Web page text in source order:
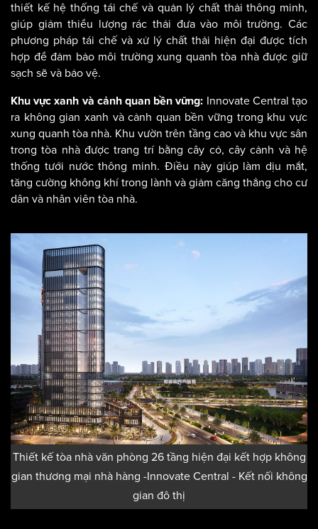
thiết kế hệ thống tái chế và quản lý chất thải thông minh,
giúp giảm thiểu lượng rác thải đưa vào môi trường. Các
phương pháp tái chế và xử lý chất thải hiện đại được tích
hợp để đảm bảo môi trường xung quanh tòa nhà được giữ
sạch sẽ và bảo vệ.
Khu vực xanh và cảnh quan bền vững: Innovate Central tạo
ra không gian xanh và cảnh quan bền vững trong khu vực
xung quanh tòa nhà. Khu vườn trên tầng cao và khu vực sân
trong tòa nhà được trang trí bằng cây cỏ, cây cảnh và hệ
thống tưới nước thông minh. Điều này giúp làm dịu mắt,
tăng cường không khí trong lành và giảm căng thẳng cho cư
dân và nhân viên tòa nhà.
Thiết kế tòa nhà văn phòng 26 tầng hiện đại kết hợp không
gian thương mại nhà hàng -Innovate Central - Kết nối không
gian đô thị